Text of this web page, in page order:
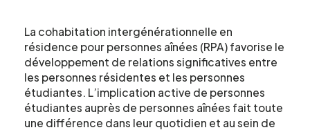
La cohabitation intergénérationnelle en
résidence pour personnes aînées (RPA) favorise le
développement de relations significatives entre
les personnes résidentes et les personnes
étudiantes. L’implication active de personnes
étudiantes auprès de personnes aînées fait toute
une différence dans leur quotidien et au sein de